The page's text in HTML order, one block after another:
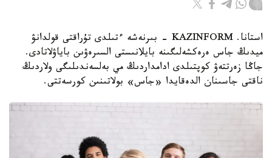
استانا. KAZINFORM - بىرنەشە ءتىلدى تۇراقتى قولدانۋ
ميدىڭ جاس ەرەكشەلىگىنە بايلانىستى السىرەۋىن باياۋلاتادى.
جاڭا زەرتتەۋ كوپتىلدى ادامداردىڭ مي بەلسەندىلىگى ولاردىڭ
ناقتى جاسىنان الدەقايدا «جاس» بولاتىنىن كورسەتتى.